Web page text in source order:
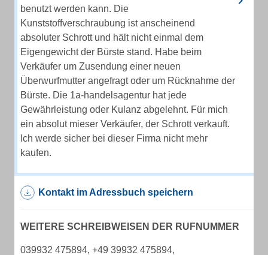
benutzt werden kann. Die
Kunststoffverschraubung ist anscheinend
absoluter Schrott und hält nicht einmal dem
Eigengewicht der Bürste stand. Habe beim
Verkäufer um Zusendung einer neuen
Überwurfmutter angefragt oder um Rücknahme der
Bürste. Die 1a-handelsagentur hat jede
Gewährleistung oder Kulanz abgelehnt. Für mich
ein absolut mieser Verkäufer, der Schrott verkauft.
Ich werde sicher bei dieser Firma nicht mehr
kaufen.
Kontakt im Adressbuch speichern
WEITERE SCHREIBWEISEN DER RUFNUMMER
039932 475894, +49 39932 475894,